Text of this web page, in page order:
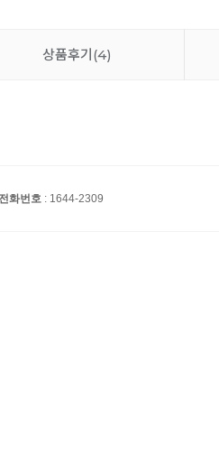
상품후기(4)
화번호 : 1644-2309